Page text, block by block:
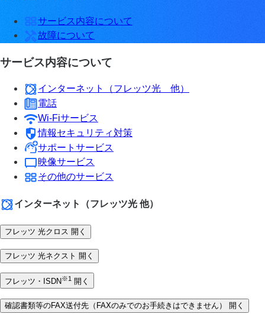
サービス内容について
故障について
サービス内容について
インターネット（フレッツ光 他）
電話
Wi-Fiサービス
情報セキュリティ対策
サポートサービス
映像サービス
その他のサービス
インターネット（フレッツ光 他）
フレッツ 光クロス 開く
フレッツ 光ネクスト 開く
フレッツ・ISDN※1 開く
確認書類等のFAX送付先 （FAXのみでのお手続きはできません） 開く